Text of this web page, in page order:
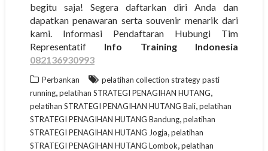
begitu saja! Segera daftarkan diri Anda dan
dapatkan penawaran serta souvenir menarik dari
kami. Informasi Pendaftaran Hubungi Tim
Representatif Info Training Indonesia
082136930993
Perbankan
pelatihan collection strategy pasti
running, pelatihan STRATEGI PENAGIHAN HUTANG
pelatihan STRATEGI PENAGIHAN HUTANG Bali, pelatihan
STRATEGI PENAGIHAN HUTANG Bandung, pelatihan
STRATEGI PENAGIHAN HUTANG Jogja pelatihan
STRATEGI PENAGIHAN HUTANG Lombok pelatihan